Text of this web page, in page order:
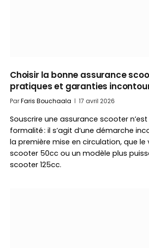
Choisir la bonne assurance
pratiques et garanties
ParFaris Bouchaala 17 avril 2026
Souscrire une assurance scooter
formalité : il s’agit d’une démarche
la première mise en circulation, que le
scooter 50cc ou un modèle plus
scooter 125cc.